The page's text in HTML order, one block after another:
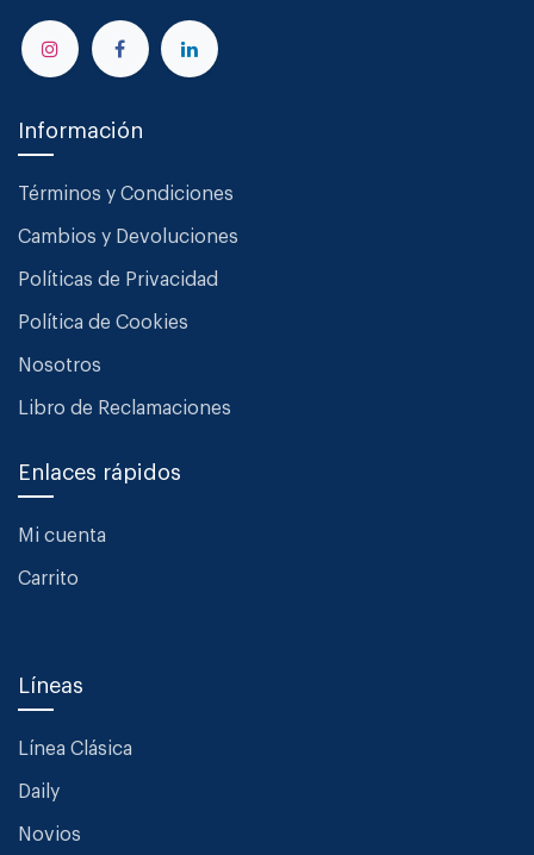
Información
Términos y Condiciones
Cambios y Devoluciones
Políticas de Privacidad
Política de Cookies
Nosotros
Libro de Reclamaciones
Enlaces rápidos
Mi cuenta
Carrito
Líneas
Línea Clásica
Daily
Novios